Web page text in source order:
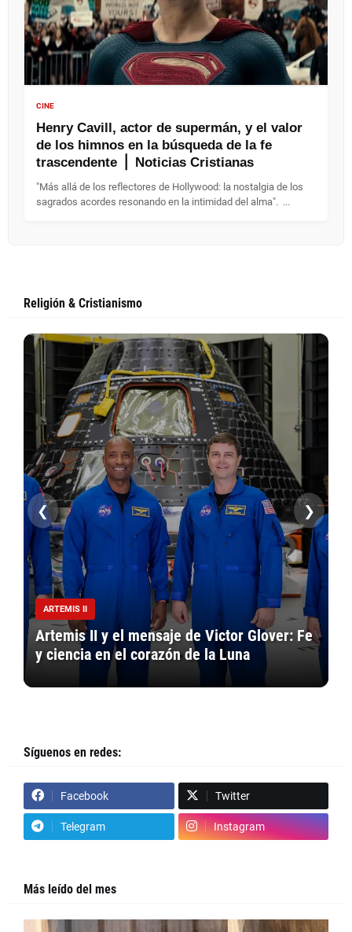
CINE
Henry Cavill, actor de supermán, y el valor
de los himnos en la búsqueda de la fe
trascendente ⎪ Noticias Cristianas
"Más allá de los reflectores de Hollywood: la nostalgia de los
sagrados acordes resonando en la intimidad del alma". ...
Religión & Cristianismo
CSW
Venezuela 2026: El asedio a la fe continúa
tras la caída de Maduro según el nuevo
informe de CSW
❮ ❯
Síguenos en redes:
Facebook Twitter
Telegram Instagram
Más leído del mes